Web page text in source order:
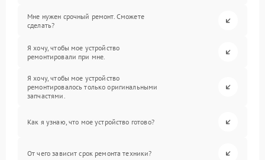
Мне нужен срочный ремонт. Сможете
сделать?
Я хочу, чтобы мое устройство
ремонтировали при мне.
Я хочу, чтобы мое устройство
ремонтировалось только оригинальными
запчастями.
Как я узнаю, что мое устройство готово?
От чего зависит срок ремонта техники?